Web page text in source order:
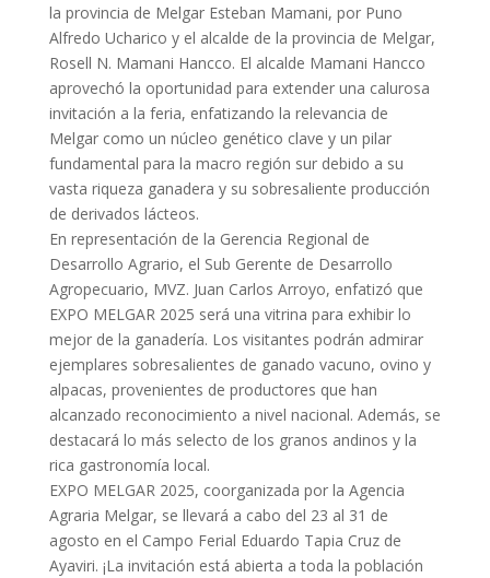
la provincia de Melgar Esteban Mamani, por Puno
Alfredo Ucharico y el alcalde de la provincia de Melgar,
Rosell N. Mamani Hancco. El alcalde Mamani Hancco
aprovechó la oportunidad para extender una calurosa
invitación a la feria, enfatizando la relevancia de
Melgar como un núcleo genético clave y un pilar
fundamental para la macro región sur debido a su
vasta riqueza ganadera y su sobresaliente producción
de derivados lácteos.
En representación de la Gerencia Regional de
Desarrollo Agrario, el Sub Gerente de Desarrollo
Agropecuario, MVZ. Juan Carlos Arroyo, enfatizó que
EXPO MELGAR 2025 será una vitrina para exhibir lo
mejor de la ganadería. Los visitantes podrán admirar
ejemplares sobresalientes de ganado vacuno, ovino y
alpacas, provenientes de productores que han
alcanzado reconocimiento a nivel nacional. Además, se
destacará lo más selecto de los granos andinos y la
rica gastronomía local.
EXPO MELGAR 2025, coorganizada por la Agencia
Agraria Melgar, se llevará a cabo del 23 al 31 de
agosto en el Campo Ferial Eduardo Tapia Cruz de
Ayaviri. ¡La invitación está abierta a toda la población